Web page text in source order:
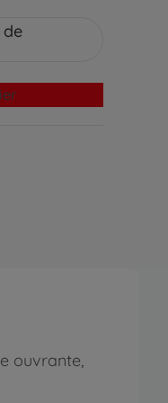
de
ouvrante,